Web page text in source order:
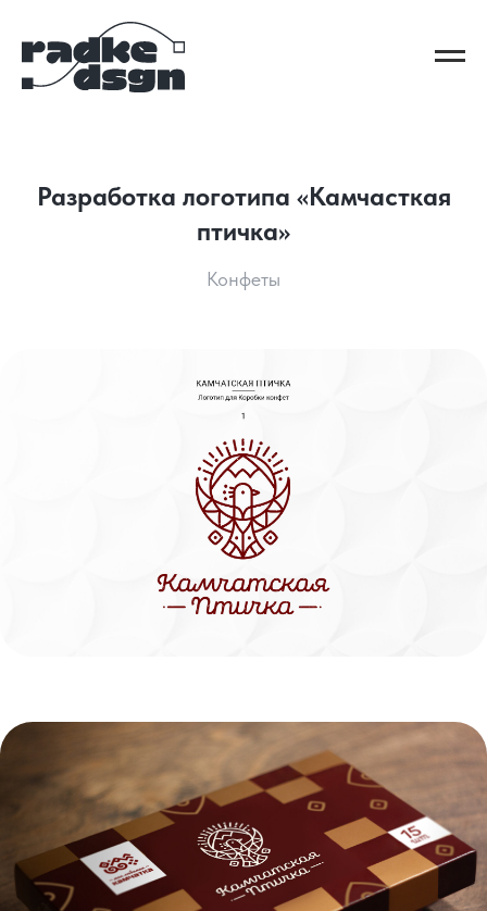
Разработка логотипа «Камчасткая
птичка»
Конфеты